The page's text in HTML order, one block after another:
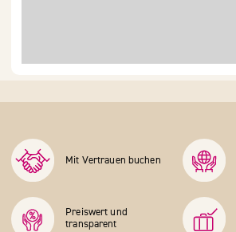
Mit Vertrauen buchen
Preiswert und
transparent